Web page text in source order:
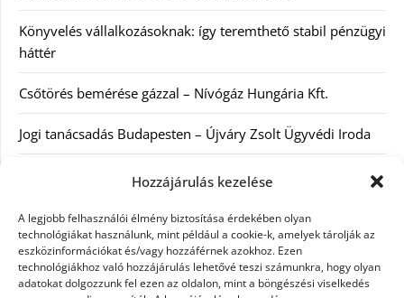
Hozzájárulás kezelése
A legjobb felhasználói élmény biztosítása érdekében olyan
technológiákat használunk, mint például a cookie-k, amelyek tárolják az
eszközinformációkat és/vagy hozzáférnek azokhoz. Ezen
technológiákhoz való hozzájárulás lehetővé teszi számunkra, hogy olyan
adatokat dolgozzunk fel ezen az oldalon, mint a böngészési viselkedés
Könyvelés vállalkozásoknak: így teremthető stabil pénzügyi
háttér
Csőtörés bemérése gázzal – Nívógáz Hungária Kft.
Jogi tanácsadás Budapesten – Újváry Zsolt Ügyvédi Iroda
Arckrémek – mit érdemes tudni az öregedés lassításáról és
Kategóriák